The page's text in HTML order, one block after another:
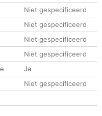
Niet gespecificeerd
Niet gespecificeerd
Niet gespecificeerd
Niet gespecificeerd
Ja
Niet gespecificeerd